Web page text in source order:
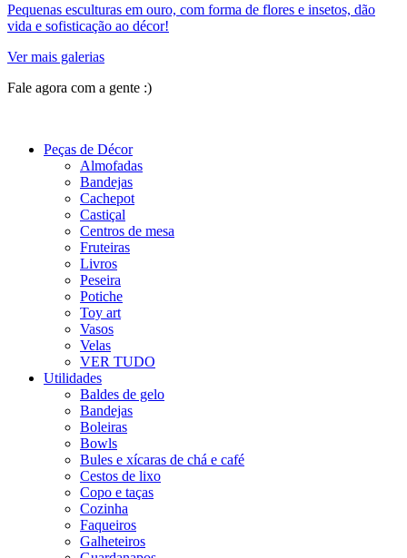
Pequenas esculturas em ouro, com forma de flores e insetos, dão
vida e sofisticação ao décor!
Ver mais galerias
Fale agora com a gente :)
Peças de Décor
Almofadas
Bandejas
Cachepot
Castiçal
Centros de mesa
Fruteiras
Livros
Peseira
Potiche
Toy art
Vasos
Velas
VER TUDO
Utilidades
Baldes de gelo
Bandejas
Boleiras
Bowls
Bules e xícaras de chá e café
Cestos de lixo
Copo e taças
Cozinha
Faqueiros
Galheteiros